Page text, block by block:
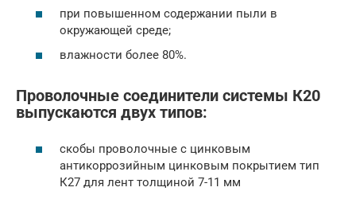
при повышенном содержании пыли в
окружающей среде;
влажности более 80%.
Проволочные соединители системы К20
выпускаются двух типов:
скобы проволочные с цинковым
антикоррозийным цинковым покрытием тип
К27 для лент толщиной 7-11 мм